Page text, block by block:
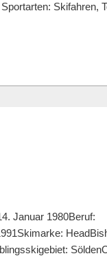
Skifahren,
Zoe Kappes
Januar 1980Beruf: